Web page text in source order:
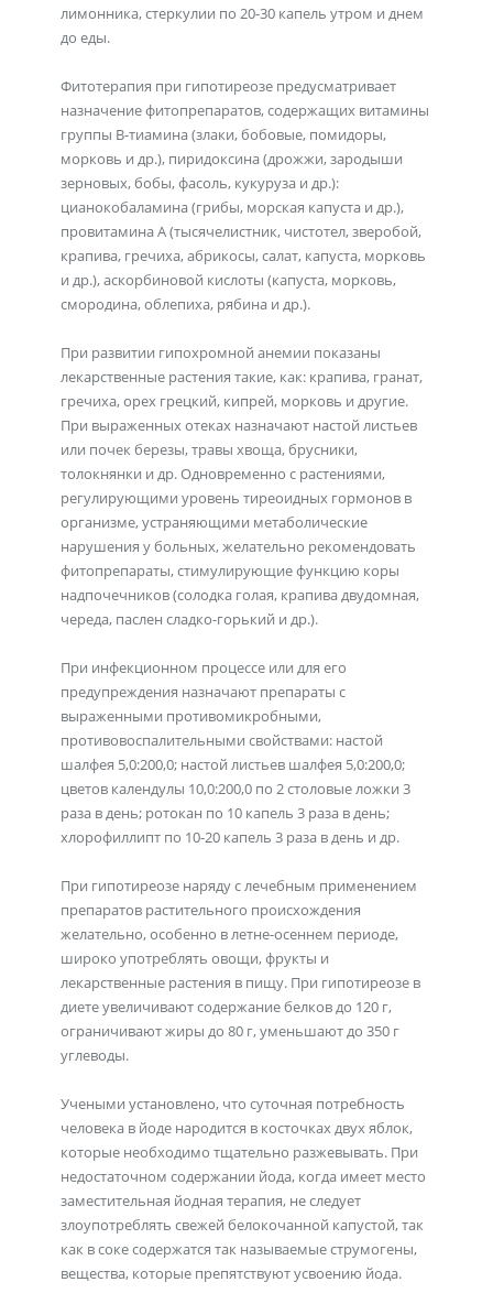
лимонника, стеркулии по 20-30 капель утром и днем
до еды.
Фитотерапия при гипотиреозе предусматривает
назначение фитопрепаратов, содержащих витамины
группы В-тиамина (злаки, бобовые, помидоры,
морковь и др.), пиридоксина (дрожжи, зародыши
зерновых, бобы, фасоль, кукуруза и др.):
цианокобаламина (грибы, морская капуста и др.),
провитамина А (тысячелистник, чистотел, зверобой,
крапива, гречиха, абрикосы, салат, капуста, морковь
и др.), аскорбиновой кислоты (капуста, морковь,
смородина, облепиха, рябина и др.).
При развитии гипохромной анемии показаны
лекарственные растения такие, как: крапива, гранат,
гречиха, орех грецкий, кипрей, морковь и другие.
При выраженных отеках назначают настой листьев
или почек березы, травы хвоща, брусники,
толокнянки и др. Одновременно с растениями,
регулирующими уровень тиреоидных гормонов в
организме, устраняющими метаболические
нарушения у больных, желательно рекомендовать
фитопрепараты, стимулирующие функцию коры
надпочечников (солодка голая, крапива двудомная,
череда, паслен сладко-горький и др.).
При инфекционном процессе или для его
предупреждения назначают препараты с
выраженными противомикробными,
противовоспалительными свойствами: настой
шалфея 5,0:200,0; настой листьев шалфея 5,0:200,0;
цветов календулы 10,0:200,0 по 2 столовые ложки 3
раза в день; ротокан по 10 капель 3 раза в день;
хлорофиллипт по 10-20 капель 3 раза в день и др.
При гипотиреозе наряду с лечебным применением
препаратов растительного происхождения
желательно, особенно в летне-осеннем периоде,
широко употреблять овощи, фрукты и
лекарственные растения в пищу. При гипотиреозе в
диете увеличивают содержание белков до 120 г,
ограничивают жиры до 80 г, уменьшают до 350 г
углеводы.
Учеными установлено, что суточная потребность
человека в йоде народится в косточках двух яблок,
которые необходимо тщательно разжевывать. При
недостаточном содержании йода, когда имеет место
заместительная йодная терапия, не следует
злоупотреблять свежей белокочанной капустой, так
как в соке содержатся так называемые струмогены,
вещества, которые препятствуют усвоению йода.